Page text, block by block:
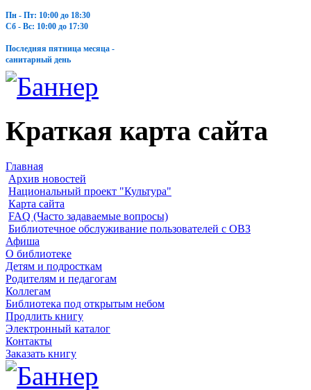
Пн - Пт: 10:00 до 18:30
Сб - Вс: 10:00 до 17:30
Последняя пятница месяца -
санитарный день
Краткая карта сайта
Главная
Архив новостей
Национальный проект "Культура"
Карта сайта
FAQ (Часто задаваемые вопросы)
Библиотечное обслуживание пользователей с ОВЗ
Афиша
О библиотеке
Детям и подросткам
Родителям и педагогам
Коллегам
Библиотека под открытым небом
Продлить книгу
Электронный каталог
Контакты
Заказать книгу